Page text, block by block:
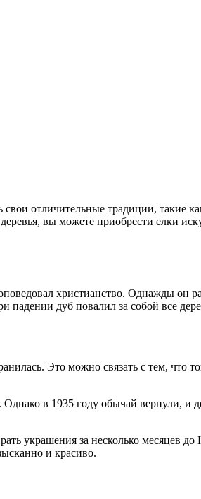
отличительные традиции, такие
вы можете приобрести елки
христианство. Однажды он
дуб повалил за собой все
Это можно связать с тем, что
в 1935 году обычай вернули, и
украшения за несколько месяцев
и красиво.